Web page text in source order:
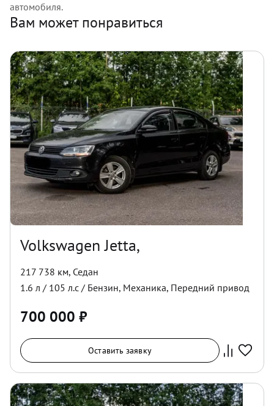
автомобиля.
Вам может понравиться
Volkswagen Jetta,
217 738 км, Седан
1.6 л / 105 л.с / Бензин, Механика, Передний привод
700 000 ₽
Оставить заявку